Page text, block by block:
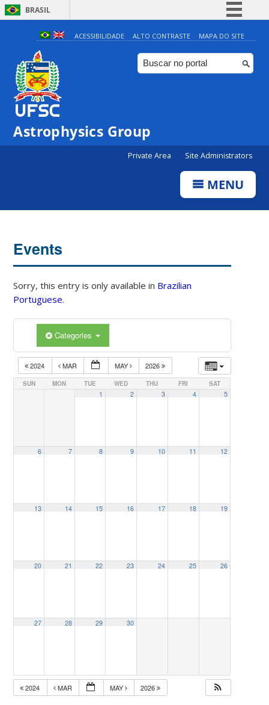
BRASIL
Simplifique!
Comunica BR
Participe
ACESSIBILIDADE ALTO CONTRASTE MAPA DO SITE
Astrophysics Group
Private Area Site Administrators
MENU
Events
Sorry, this entry is only available in Brazilian
Portuguese.
Categories
2024 MAR MAY 2026
SUN MON TUE WED THU FRI SAT
1 2 3 4 5
6 7 8 9 10 11 12
13 14 15 16 17 18 19
20 21 22 23 24 25 26
27 28 29 30
2024 MAR MAY 2026